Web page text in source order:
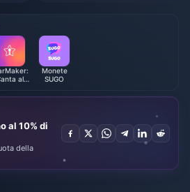
al
Monete
SUGO
al 10% di
della